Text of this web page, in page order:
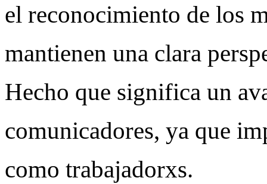
el reconocimiento de los
mantienen una clara
Hecho que significa un
comunicadores, ya que
como trabajadorxs.